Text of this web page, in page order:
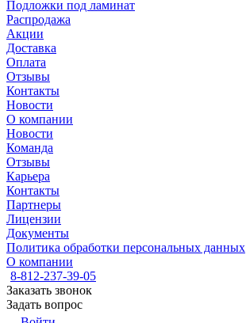
Подложки под ламинат
Распродажа
Акции
Доставка
Оплата
Отзывы
Контакты
Новости
О компании
Новости
Команда
Отзывы
Карьера
Контакты
Партнеры
Лицензии
Документы
Политика обработки персональных данных
О компании
8-812-237-39-05
Заказать звонок
Задать вопрос